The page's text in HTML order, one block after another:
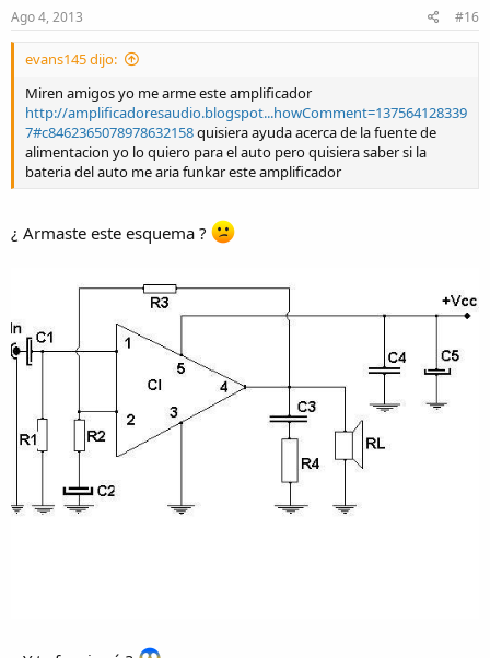
Ago 4, 2013 #16
evans145 dijo:
Miren amigos yo me arme este amplificador
http://amplificadoresaudio.blogspot...howComment=137564128339
7#c8462365078978632158quisiera ayuda acerca de la fuente de
alimentacion yo lo quiero para el auto pero quisiera saber si la
bateria del auto me aria funkar este amplificador
¿ Armaste este esquema ?